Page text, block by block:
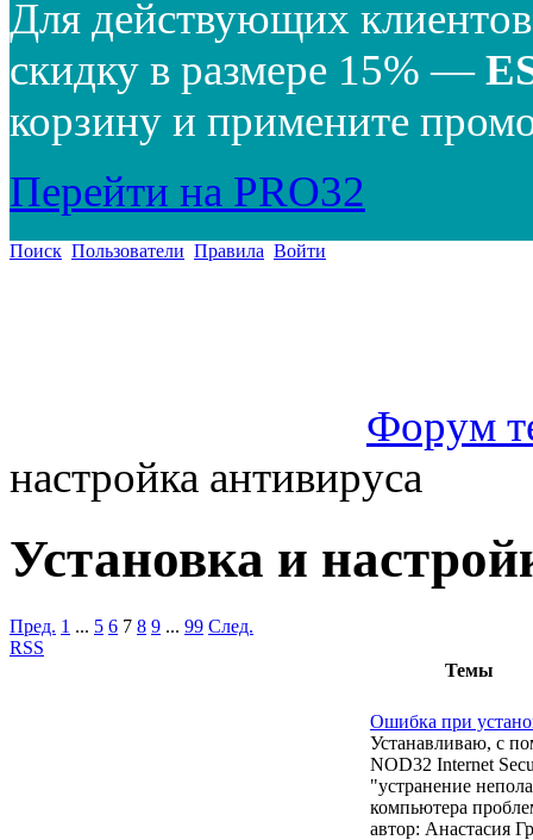
Для действующих
скидку в размере 15% —
корзину и примените
Перейти на PRO32
Поиск Пользователи Правила Войти
Форум
настройка антивируса
Установка и
Пред. 1 ... 5 6 7 8 9 ... 99 След.
RSS
Темы
Ошибка при
Устанавливаю, с
NOD32 Internet
"устранение
компьютера
автор: Анастасия